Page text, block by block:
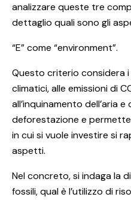
analizzare queste tre
dettaglio quali sono gli
“E” come “environment”.
Questo criterio considera
climatici, alle emissioni di
all’inquinamento dell’aria
deforestazione e permette
in cui si vuole investire si
aspetti.
Nel concreto, si indaga la
fossili, qual è l’utilizzo di